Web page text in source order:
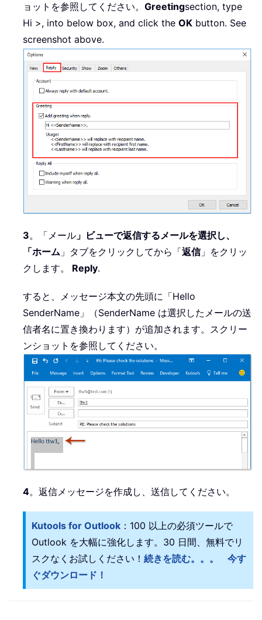
ョットを参照してください。 Greetingsection, type
Hi >, into below box, and click the OK button. See
screenshot above.
3。「メール 」ビューで返信するメールを選択し、
「ホーム 」タブをクリックしてから「返信」をクリッ
クします。
Reply.
すると、メッセージ本文の先頭に「Hello
SenderName」（SenderName は選択したメールの送
信者名に置き換わります）が追加されます。スクリー
ンショットを参照してください。
4。返信メッセージを作成し、送信してください。
Kutools for Outlook ：100 以上の必須ツールで
Outlook を大幅に強化します。30 日間、無料でリ
スクなくお試しください！ 続きを読む。。。
今す
ぐダウンロード！